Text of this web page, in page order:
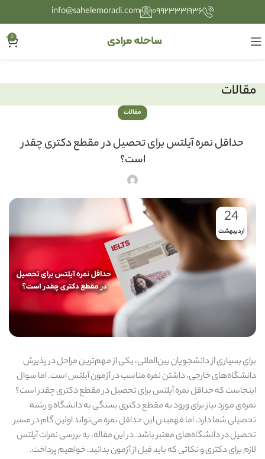
۰۹۹۲۳۳۳۱۹۳۶ info@sahelemoradi.com
0
مقالات
مقالات
حداقل نمره آیلتس برای تحصیل در مقطع دکتری چقدر
است؟
24
اردیبهشت
برای بسیاری از دانشجویان بین‌المللی، یکی از مهم‌ترین مراحل در پذیرش
دانشگاه‌های خارجی، داشتن نمره مناسب در آزمون آیلتس است. اما سوال
اینجاست که حداقل نمره آیلتس برای تحصیل در مقطع دکتری چقدر است؟
نمره‌ی مورد نیاز برای ورود به مقطع دکتری بستگی به دانشگاه و رشته
تحصیلی شما دارد، اما فهمیدن این حداقل نمره می‌تواند اولین گام در مسیر
تحصیل در دانشگاه‌های معتبر باشد. در این مقاله، به بررسی نمرات آیلتس
لازم برای دکتری و نکاتی که باید قبل از آزمون بدانید، خواهیم پرداخت.